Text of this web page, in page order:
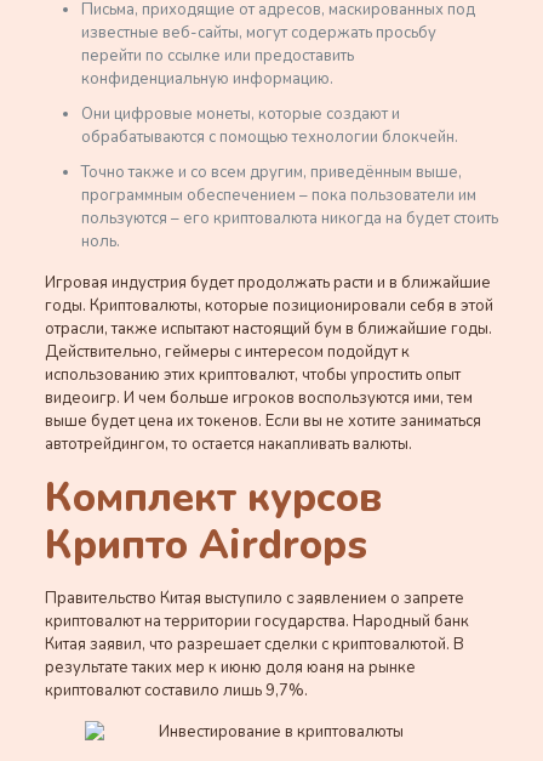
Письма, приходящие от адресов, маскированных под
известные веб-сайты, могут содержать просьбу
перейти по ссылке или предоставить
конфиденциальную информацию.
Они цифровые монеты, которые создают и
обрабатываются с помощью технологии блокчейн.
Точно также и со всем другим, приведённым выше,
программным обеспечением – пока пользователи им
пользуются – его криптовалюта никогда на будет стоить
ноль.
Игровая индустрия будет продолжать расти и в ближайшие
годы. Криптовалюты, которые позиционировали себя в этой
отрасли, также испытают настоящий бум в ближайшие годы.
Действительно, геймеры с интересом подойдут к
использованию этих криптовалют, чтобы упростить опыт
видеоигр. И чем больше игроков воспользуются ими, тем
выше будет цена их токенов. Если вы не хотите заниматься
автотрейдингом, то остается накапливать валюты.
Комплект курсов
Крипто Airdrops
Правительство Китая выступило с заявлением о запрете
криптовалют на территории государства. Народный банк
Китая заявил, что разрешает сделки с криптовалютой. В
результате таких мер к июню доля юаня на рынке
криптовалют составило лишь 9,7%.